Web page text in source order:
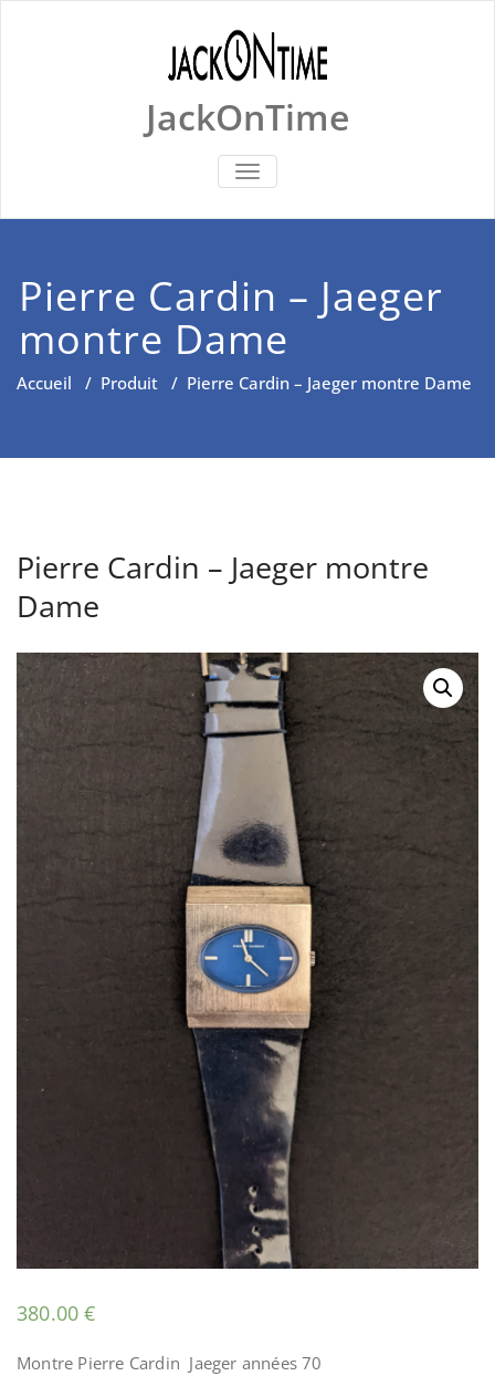
JackOnTime
BASCULER
LA
Pierre Cardin – Jaeger
montre Dame
Accueil / Produit / Pierre Cardin – Jaeger montre Dame
Pierre Cardin – Jaeger montre
Dame
380.00€
Montre Pierre Cardin Jaeger années 70